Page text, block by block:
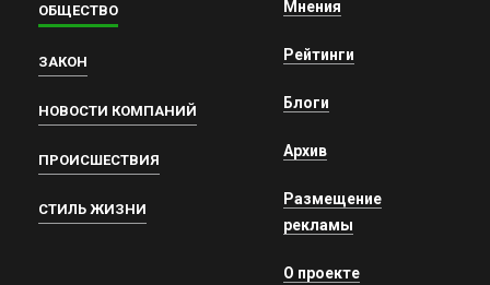
ОБЩЕСТВО
ЗАКОН
НОВОСТИ КОМПАНИЙ
ПРОИСШЕСТВИЯ
СТИЛЬ ЖИЗНИ
Мнения
Рейтинги
Блоги
Архив
Размещение
рекламы
О проекте